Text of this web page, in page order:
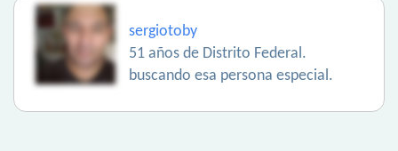
sergiotoby
51 años de Distrito Federal.
buscando esa persona especial.